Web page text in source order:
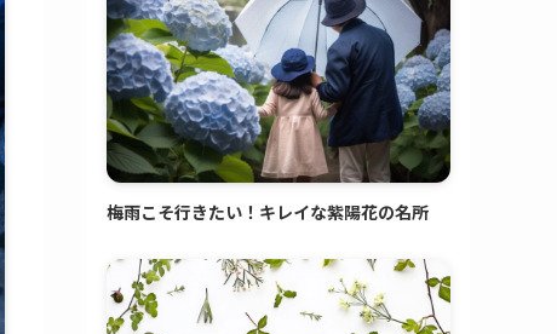
梅雨こそ行きたい！キレイな紫陽花の名所